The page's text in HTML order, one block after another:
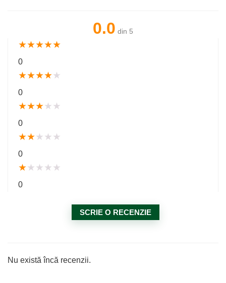
0.0 din 5
★★★★★
0
★★★★★
0
★★★★ ★
0
★★★ ★ ★
0
★★ ★ ★ ★
0
SCRIE O RECENZIE
Nu există încă recenzii.